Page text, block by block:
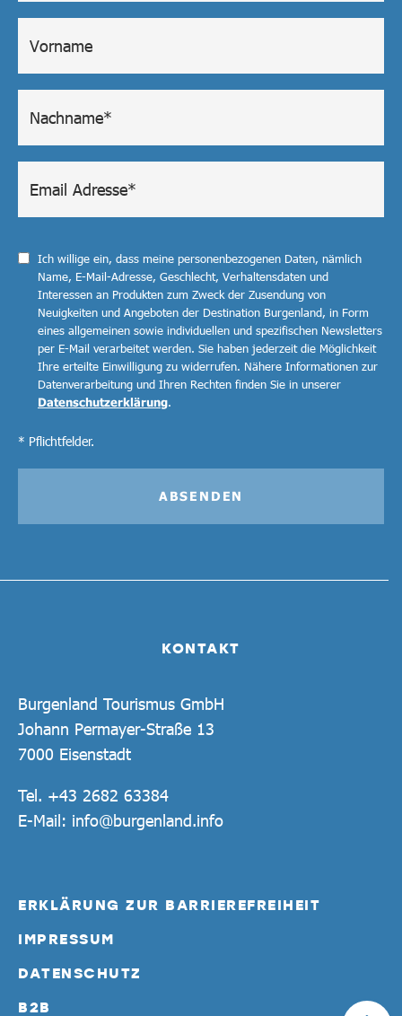
KONTAKT
Burgenland Tourismus GmbH
Johann Permayer-Straße 13
7000 Eisenstadt
Tel. +43 2682 63384
E-Mail: info@burgenland.info
ERKLÄRUNG ZUR BARRIEREFREIHEIT
IMPRESSUM
DATENSCHUTZ
B2B
Ich willige ein, dass meine personenbezogenen Daten, nämlich
Name, E-Mail-Adresse, Geschlecht, Verhaltensdaten und
Interessen an Produkten zum Zweck der Zusendung von
Neuigkeiten und Angeboten der Destination Burgenland, in Form
eines allgemeinen sowie individuellen und spezifischen Newsletters
per E-Mail verarbeitet werden. Sie haben jederzeit die Möglichkeit
Ihre erteilte Einwilligung zu widerrufen. Nähere Informationen zur
Datenverarbeitung und Ihren Rechten finden Sie in unserer
Datenschutzerklärung.
* Pflichtfelder.
ABSENDEN